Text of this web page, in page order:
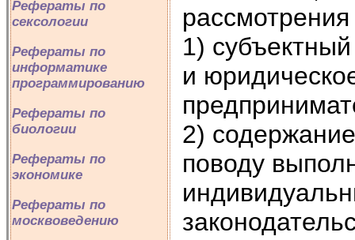
Рефераты по
сексологии
Рефераты по
информатике
программированию
Рефераты по
биологии
Рефераты по
экономике
Рефераты по
москвоведению
1)
и
2)
поводу